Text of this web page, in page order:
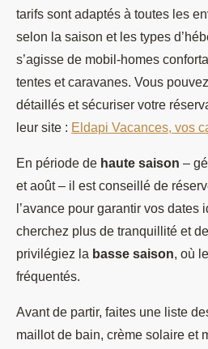
tarifs sont adaptés à toutes les
selon la saison et les types
s’agisse de mobil-homes
tentes et caravanes. Vous
détaillés et sécuriser votre
leur site : Eldapi Vacances, vos
En période de haute saison –
et août – il est conseillé de
l’avance pour garantir vos dates
cherchez plus de tranquillité et
privilégiez la basse saison, où
fréquentés.
Avant de partir, faites une liste
maillot de bain, crème solaire et